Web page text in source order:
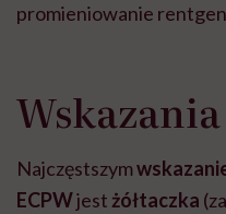
promieniowanie
Najczęstszym
ECPWjest żółtaczka